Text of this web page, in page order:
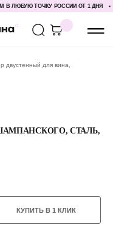
ЛЮБУЮ ТОЧКУ РОССИИ ОТ 1 ДНЯ
двустенный для вина,
СТАЛЬ,
КУПИТЬ В 1 КЛИК